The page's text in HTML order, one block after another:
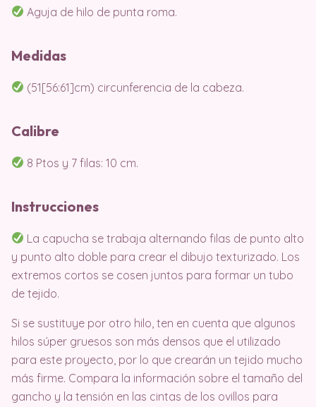
Aguja de hilo de punta roma.
Medidas
(51[56:61]cm) circunferencia de la cabeza.
Calibre
8 Ptos y 7 filas: 10 cm.
Instrucciones
La capucha se trabaja alternando filas de punto alto
y punto alto doble para crear el dibujo texturizado. Los
extremos cortos se cosen juntos para formar un tubo
de tejido.
Si se sustituye por otro hilo, ten en cuenta que algunos
hilos súper gruesos son más densos que el utilizado
para este proyecto, por lo que crearán un tejido mucho
más firme. Compara la información sobre el tamaño del
gancho y la tensión en las cintas de los ovillos para